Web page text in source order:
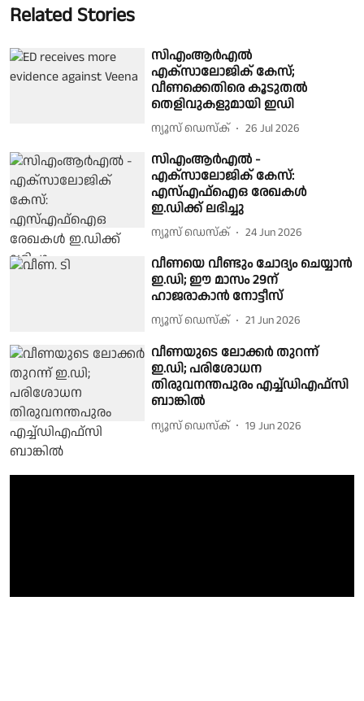
Related Stories
സിഎംആർഎൽ
എക്‌സാലോജിക് കേസ്;
വീണക്കെതിരെ കൂടുതൽ
തെളിവുകളുമായി ഇഡി
ന്യൂസ് ഡെസ്ക് 26 Jul 2026
സിഎംആർഎൽ -
എക്സാലോജിക് കേസ്:
എസ്എഫ്ഐഒ രേഖകൾ
ഇ.ഡിക്ക് ലഭിച്ചു
ന്യൂസ് ഡെസ്ക് 24 Jun 2026
വീണയെ വീണ്ടും ചോദ്യം ചെയ്യാൻ
ഇ.ഡി; ഈ മാസം 29ന്
ഹാജരാകാൻ നോട്ടീസ്
ന്യൂസ് ഡെസ്ക് 21 Jun 2026
വീണയുടെ ലോക്കർ തുറന്ന്
ഇ.ഡി; പരിശോധന
തിരുവനന്തപുരം എച്ച്ഡിഎഫ്സി
ബാങ്കിൽ
ന്യൂസ് ഡെസ്ക് 19 Jun 2026